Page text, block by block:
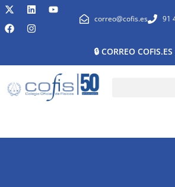
correo@cofis.es 91
🔒 CORREO COFIS.ES